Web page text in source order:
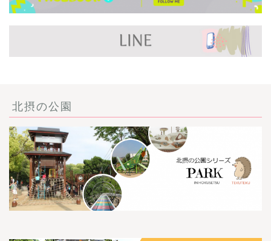
北摂の公園
ごあいさつ・自己紹介